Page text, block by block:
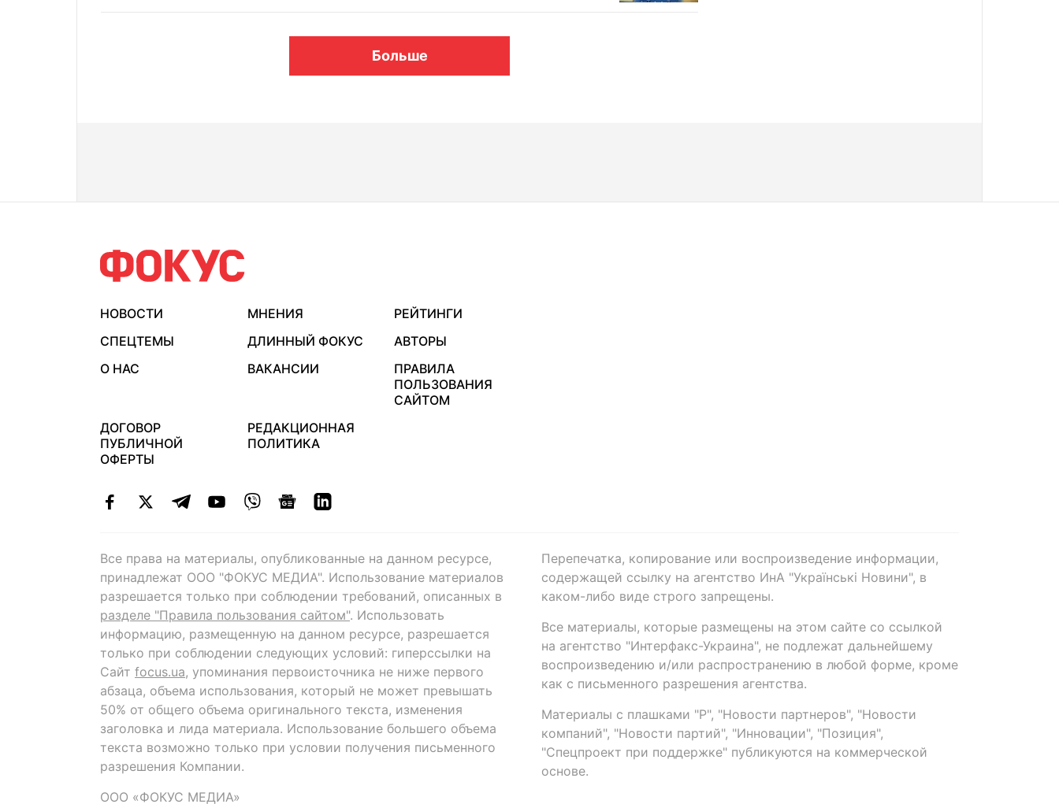
Больше
НОВОСТИ МНЕНИЯ
РЕЙТИНГИ
СПЕЦТЕМЫ
ДЛИННЫЙ ФОКУС
АВТОРЫ
О НАС
ВАКАНСИИ
ПРАВИЛА
ПОЛЬЗОВАНИЯ
САЙТОМ
ДОГОВОР
ПУБЛИЧНОЙ
ОФЕРТЫ
РЕДАКЦИОННАЯ
ПОЛИТИКА
Все права на материалы, опубликованные на данном ресурсе,
принадлежат ООО "ФОКУС МЕДИА". Использование материалов
разрешается только при соблюдении требований, описанных в
разделе "Правила пользования сайтом". Использовать
информацию, размещенную на данном ресурсе, разрешается
только при соблюдении следующих условий: гиперссылки на
Сайт focus.ua, упоминания первоисточника не ниже первого
абзаца, объема использования, который не может превышать
50% от общего объема оригинального текста, изменения
заголовка и лида материала. Использование большего объема
текста возможно только при условии получения письменного
разрешения Компании.
ООО «ФОКУС МЕДИА»
Перепечатка, копирование или воспроизведение информации,
содержащей ссылку на агентство ИнА "Українські Новини", в
каком-либо виде строго запрещены.
Все материалы, которые размещены на этом сайте со ссылкой
на агентство "Интерфакс-Украина", не подлежат дальнейшему
воспроизведению и/или распространению в любой форме, кроме
как с письменного разрешения агентства.
Материалы с плашками "Р", "Новости партнеров", "Новости
компаний", "Новости партий", "Инновации", "Позиция",
"Спецпроект при поддержке" публикуются на коммерческой
основе.